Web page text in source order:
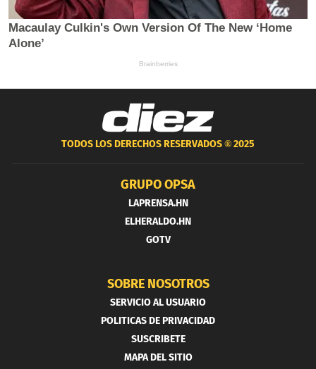
TODOS LOS DERECHOS RESERVADOS ®2025
GRUPO OPSA
LAPRENSA.HN
ELHERALDO.HN
GOTV
SOBRE NOSOTROS
SERVICIO AL USUARIO
POLITICAS DE PRIVACIDAD
SUSCRIBETE
MAPA DEL SITIO